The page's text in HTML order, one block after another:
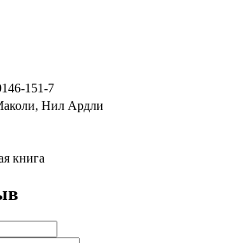
151-7
Нил Ардли
книга